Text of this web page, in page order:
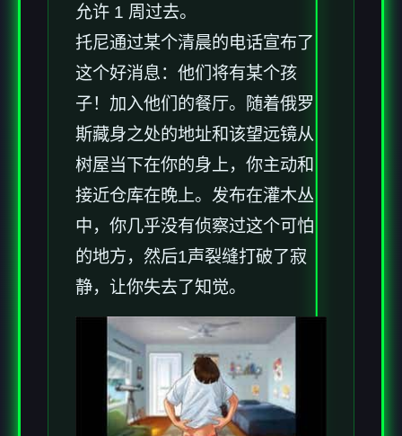
允许 1 周过去。
托尼通过某个清晨的电话宣布了
这个好消息：他们将有某个孩
子！加入他们的餐厅。随着俄罗
斯藏身之处的地址和该望远镜从
树屋当下在你的身上，你主动和
接近仓库在晚上。发布在灌木丛
中，你几乎没有侦察过这个可怕
的地方，然后1声裂缝打破了寂
静，让你失去了知觉。